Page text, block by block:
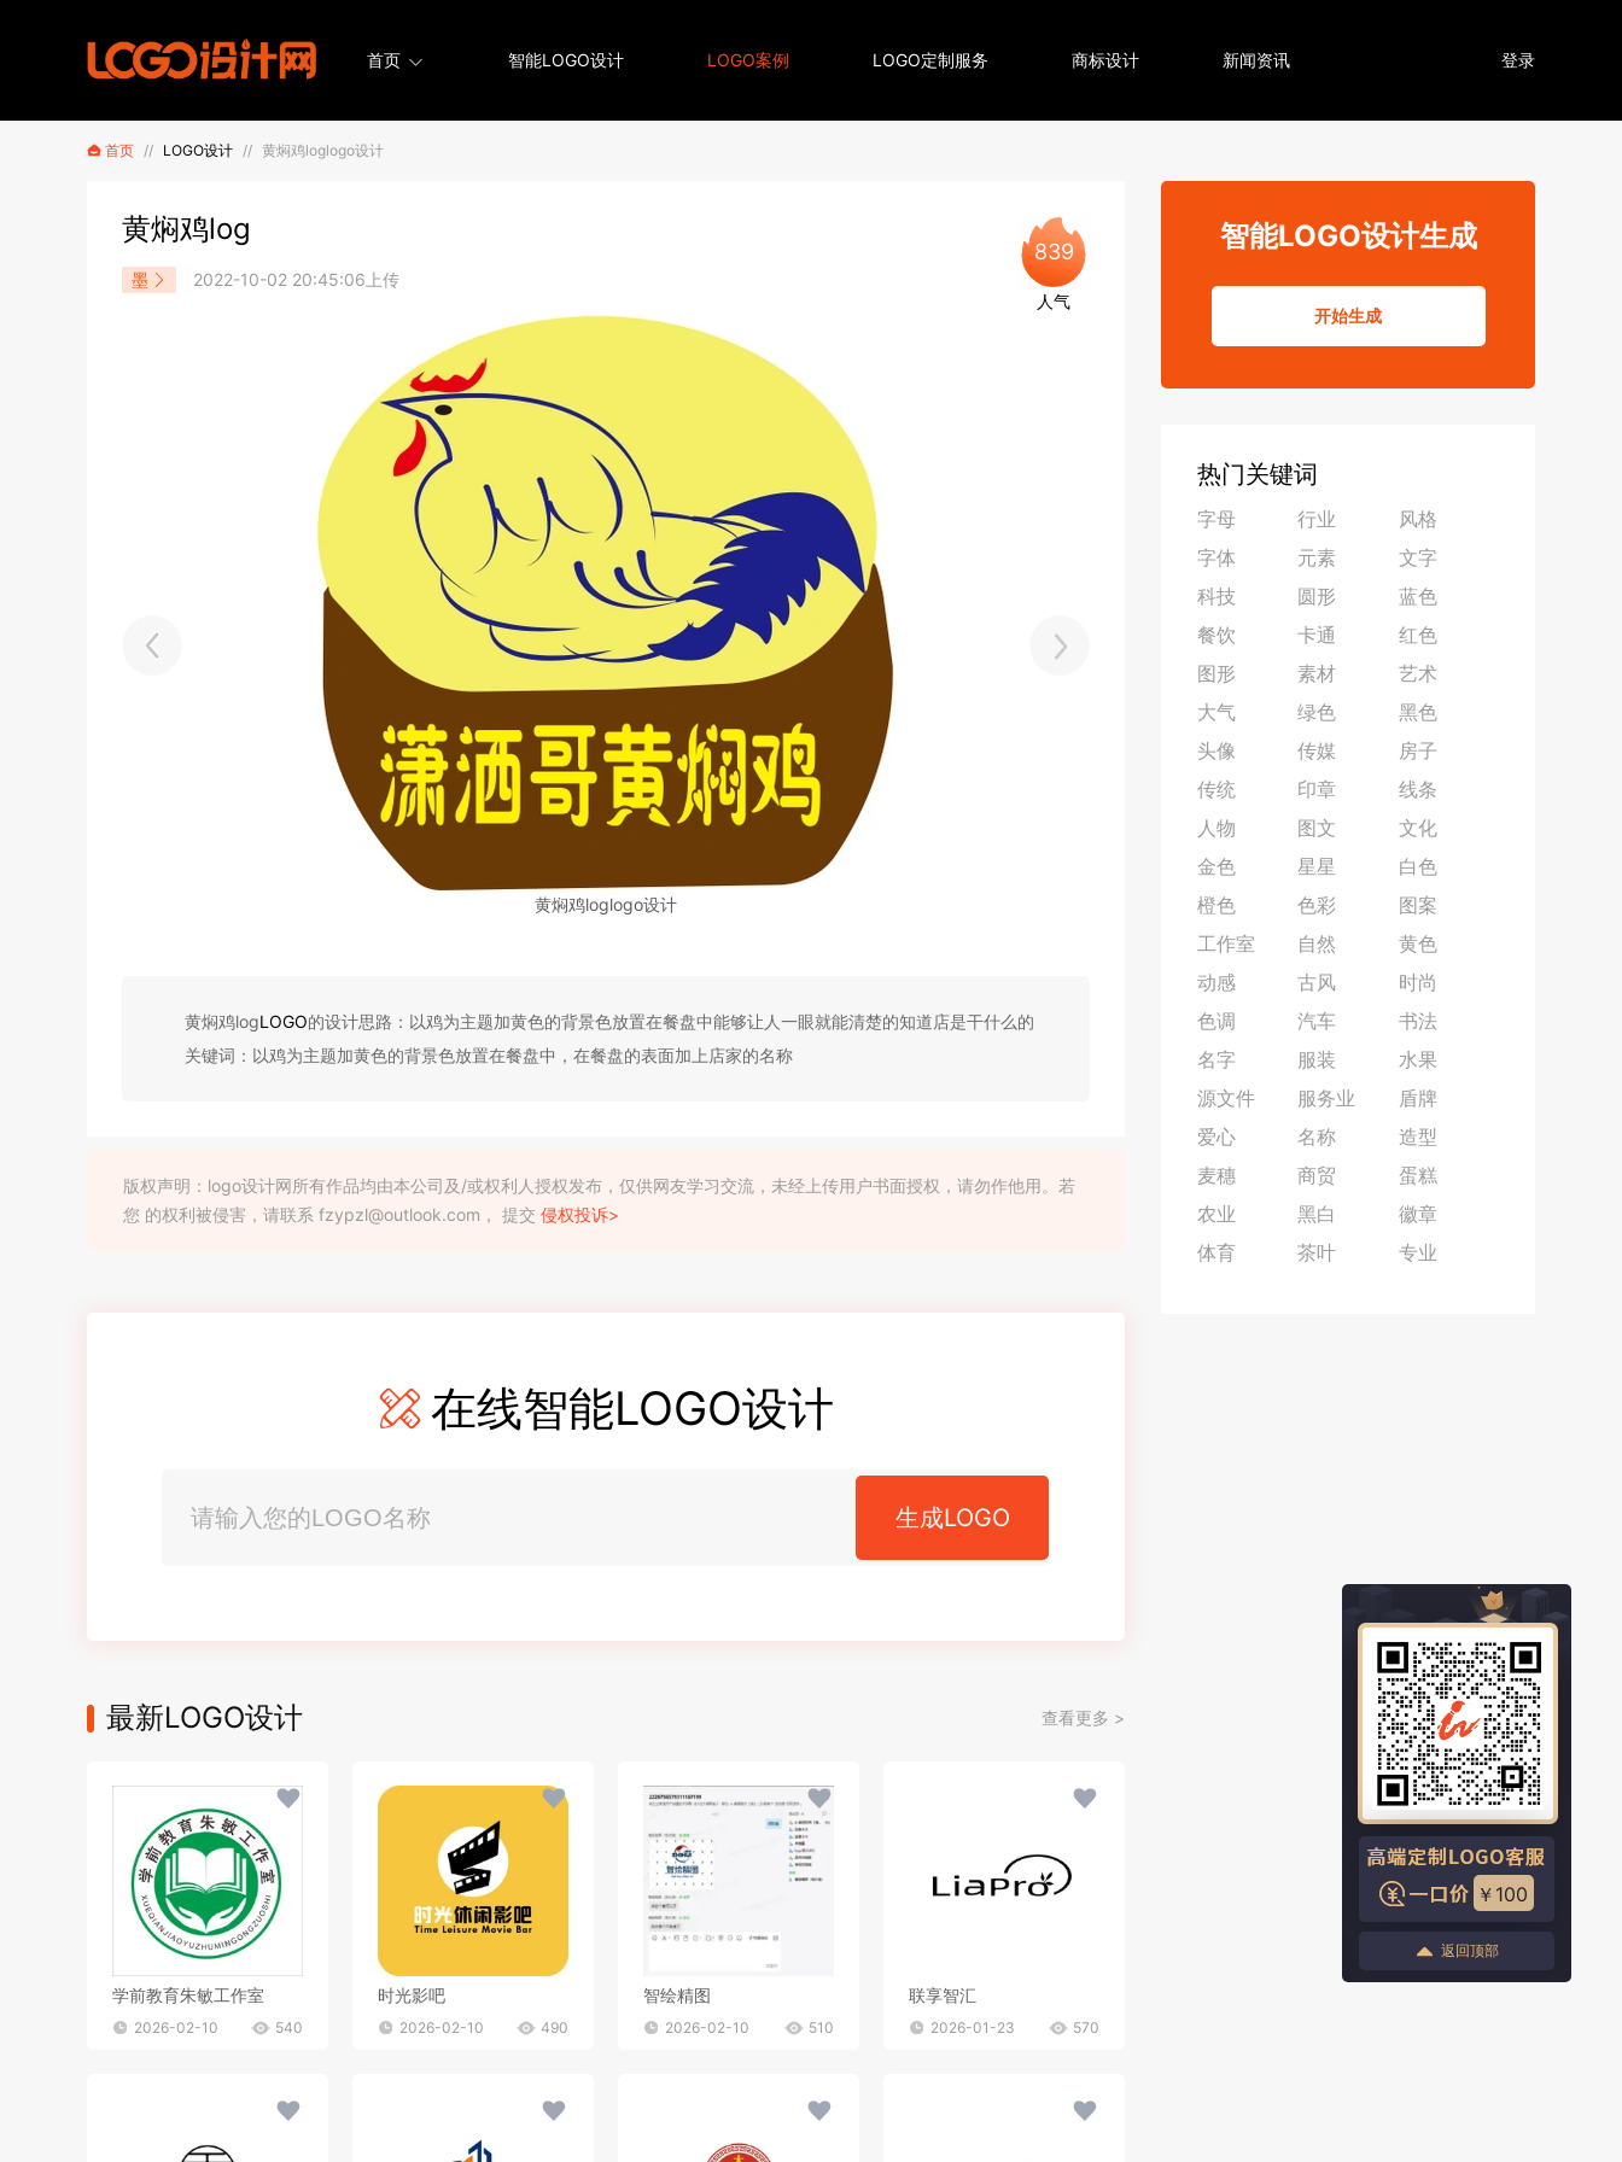
首页 智能LOGO设计 LOGO案例 LOGO定制服务 商标设计 新闻资讯 登录
首页 // LOGO设计 // 黄焖鸡loglogo设计
黄焖鸡log
墨 2022-10-02 20:45:06上传
839
人气
黄焖鸡loglogo设计
黄焖鸡logLOGO的设计思路：以鸡为主题加黄色的背景色放置在餐盘中能够让人一眼就能清楚的知道店是干什么的
关键词：以鸡为主题加黄色的背景色放置在餐盘中，在餐盘的表面加上店家的名称
版权声明：logo设计网所有作品均由本公司及/或权利人授权发布，仅供网友学习交流，未经上传用户书面授权，请勿作他用。若
您 的权利被侵害，请联系 fzypzl@outlook.com， 提交 侵权投诉>
在线智能LOGO设计
生成LOGO
最新LOGO设计 查看更多 >
学前教育朱敏工作室
2026-02-10 540
时光影吧
2026-02-10 490
智绘精图
2026-02-10 510
联享智汇
2026-01-23 570
智能LOGO设计生成
开始生成
热门关键词
字母 行业
风格
字体
元素
文字
科技
圆形
蓝色
餐饮
卡通
红色
图形
素材
艺术
大气
绿色
黑色
头像
传媒
房子
传统
印章
线条
人物
图文
文化
金色
星星
白色
橙色
色彩
图案
工作室
自然
黄色
动感
古风
时尚
色调
汽车
书法
名字
服装
水果
源文件
服务业
盾牌
爱心
名称
造型
麦穗
商贸
蛋糕
农业
黑白
徽章
体育
茶叶 专业
￥100
返回顶部